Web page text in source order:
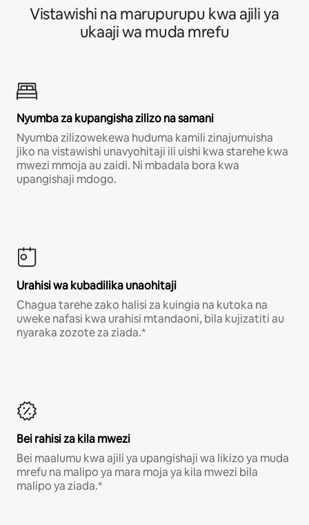
Vistawishi na marupurupu kwa ajili ya
ukaaji wa muda mrefu
Nyumba za kupangisha zilizo na samani
Nyumba zilizowekewa huduma kamili zinajumuisha
jiko na vistawishi unavyohitaji ili uishi kwa starehe kwa
mwezi mmoja au zaidi. Ni mbadala bora kwa
upangishaji mdogo.
Urahisi wa kubadilika unaohitaji
Chagua tarehe zako halisi za kuingia na kutoka na
uweke nafasi kwa urahisi mtandaoni, bila kujizatiti au
nyaraka zozote za ziada.*
Bei rahisi za kila mwezi
Bei maalumu kwa ajili ya upangishaji wa likizo ya muda
mrefu na malipo ya mara moja ya kila mwezi bila
malipo ya ziada.*